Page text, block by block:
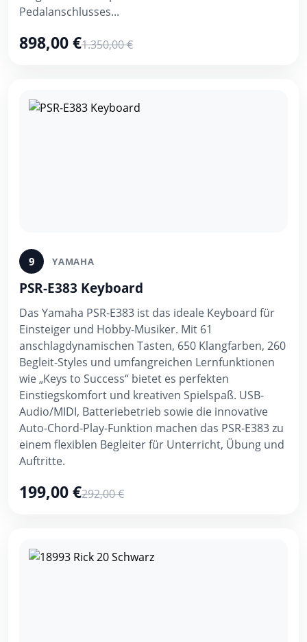
Pedalanschlusses...
898,00 €1.350,00 €
9 YAMAHA
PSR-E383 Keyboard
Das Yamaha PSR-E383 ist das ideale Keyboard für
Einsteiger und Hobby-Musiker. Mit 61
anschlagdynamischen Tasten, 650 Klangfarben, 260
Begleit-Styles und umfangreichen Lernfunktionen
wie „Keys to Success“ bietet es perfekten
Einstiegskomfort und kreativen Spielspaß. USB-
Audio/MIDI, Batteriebetrieb sowie die innovative
Auto-Chord-Play-Funktion machen das PSR-E383 zu
einem flexiblen Begleiter für Unterricht, Übung und
Auftritte.
199,00 €292,00 €